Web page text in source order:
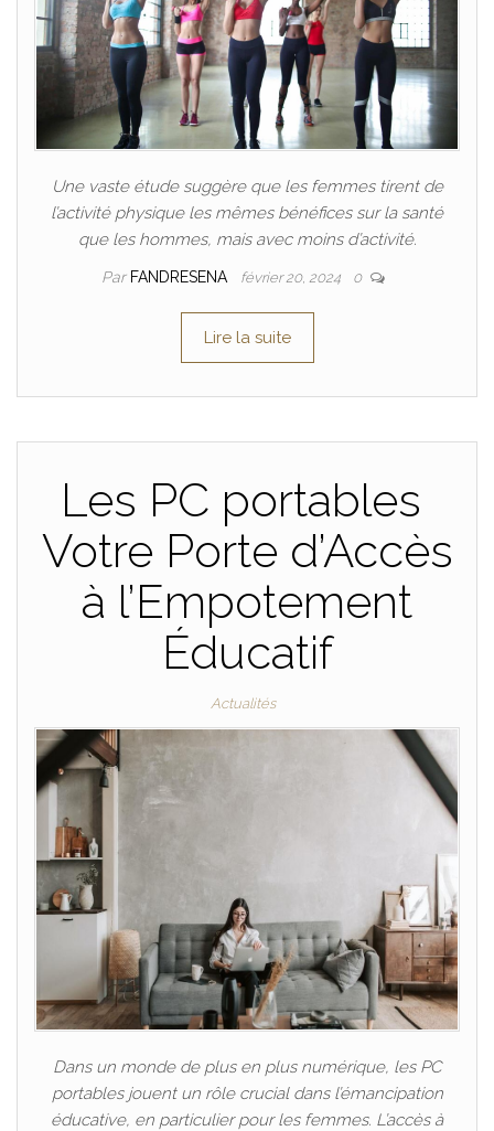
Une vaste étude suggère que les femmes tirent de
l’activité physique les mêmes bénéfices sur la santé
que les hommes, mais avec moins d’activité.
Par FANDRESENA février 20, 2024 0
Lire la suite
Les PC portables
Votre Porte d’Accès
à l’Empotement
Éducatif
Actualités
Dans un monde de plus en plus numérique, les PC
portables jouent un rôle crucial dans l’émancipation
éducative, en particulier pour les femmes. L’accès à